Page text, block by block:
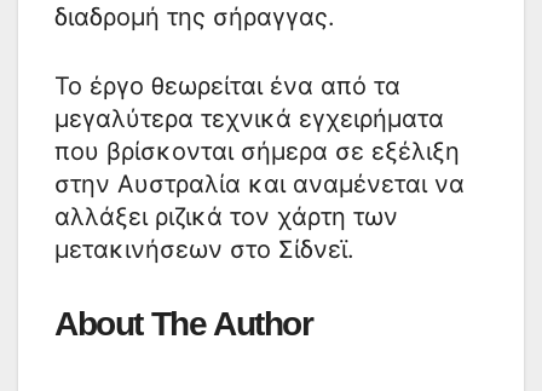
διαδρομή της σήραγγας.
Το έργο θεωρείται ένα από τα
μεγαλύτερα τεχνικά εγχειρήματα
που βρίσκονται σήμερα σε εξέλιξη
στην Αυστραλία και αναμένεται να
αλλάξει ριζικά τον χάρτη των
μετακινήσεων στο Σίδνεϊ.
About The Author